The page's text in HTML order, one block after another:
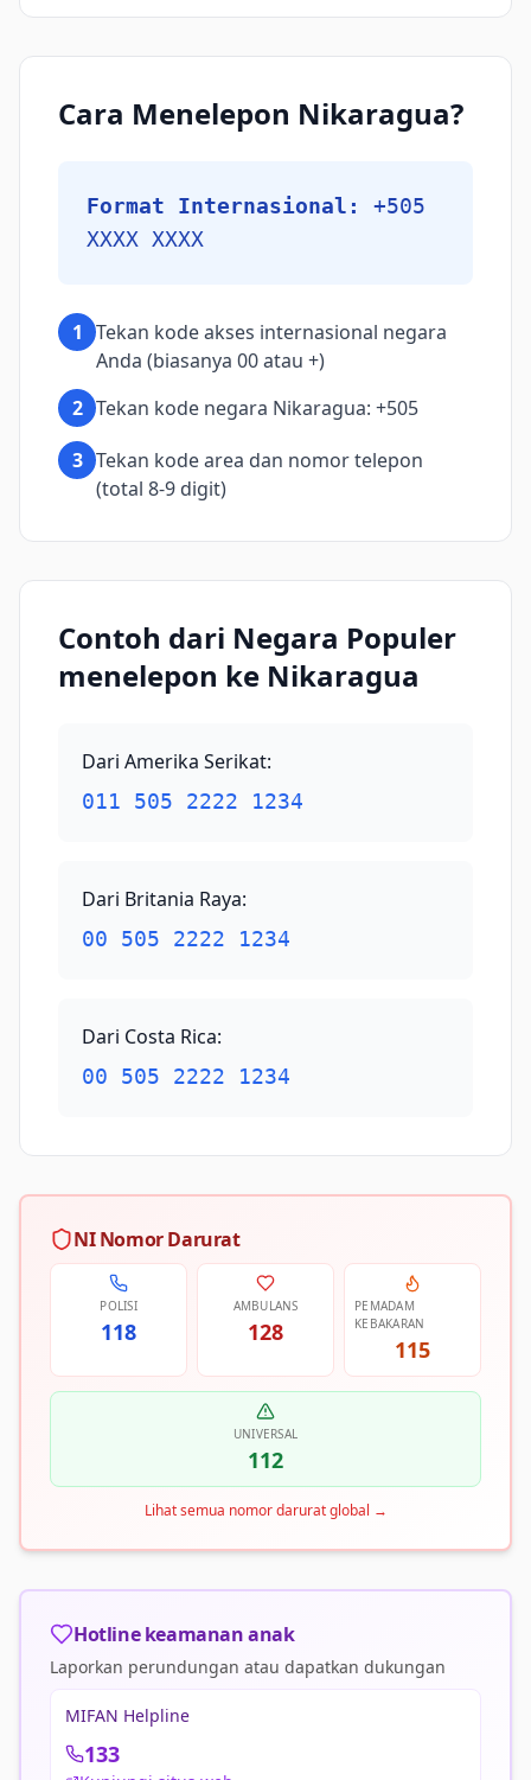
Cara Menelepon Nikaragua?
Format Internasional:
+505
XXXX XXXX
1 Tekan kode akses internasional negara
Anda (biasanya 00 atau +)
2 Tekan kode negara Nikaragua: +505
3 Tekan kode area dan nomor telepon
(total 8-9 digit)
Contoh dari Negara Populer
menelepon ke Nikaragua
Dari Amerika Serikat:
011 505 2222 1234
Dari Britania Raya:
00 505 2222 1234
Dari Costa Rica:
00 505 2222 1234
NI Nomor Darurat
POLISI
118
AMBULANS
128
PEMADAM
KEBAKARAN
115
UNIVERSAL
112
Lihat semua nomor darurat global →
Hotline keamanan anak
Laporkan perundungan atau dapatkan dukungan
MIFAN Helpline
133